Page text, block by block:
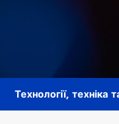
Технології, техніка